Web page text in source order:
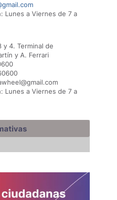
Lunes a Viernes de 7 a
y 4. Terminal de
y A. Ferrari
Lunes a Viernes de 7 a